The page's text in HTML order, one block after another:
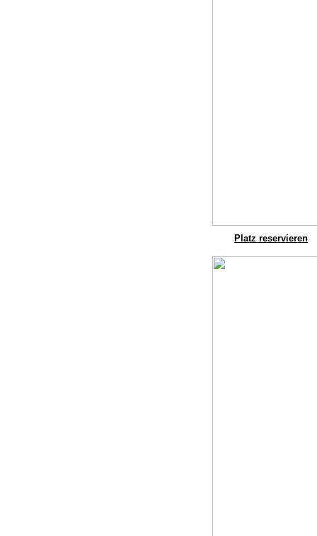
Platz reservieren